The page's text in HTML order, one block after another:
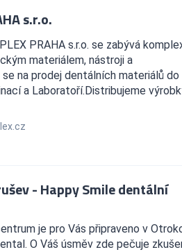
s.r.o.
PRAHA s.r.o. se zabývá
materiálem, nástroji a
na prodej dentálních materiálů do
a Laboratoří.Distribujeme
- Happy Smile dentální
je pro Vás připraveno v
O Váš úsměv zde pečuje